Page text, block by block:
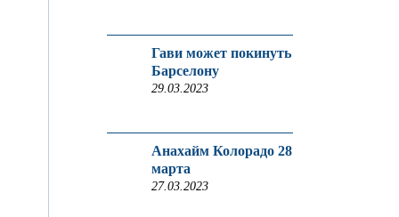
Гави может покинуть
Барселону
29.03.2023
Анахайм Колорадо 28
марта
27.03.2023